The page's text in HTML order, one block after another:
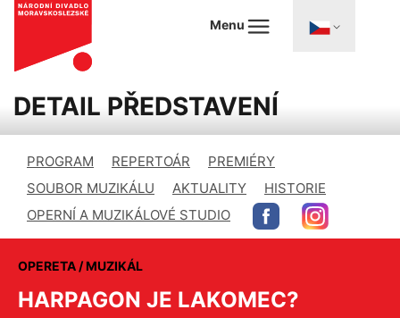
Menu
DETAIL PŘEDSTAVENÍ
PROGRAM REPERTOÁR
PREMIÉRY
SOUBOR MUZIKÁLU
AKTUALITY
HISTORIE
OPERNÍ A MUZIKÁLOVÉ STUDIO
OPERETA / MUZIKÁL
HARPAGON JE LAKOMEC?